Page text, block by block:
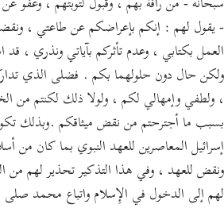
سبحانه - من رأفة بهم ، وقبول لتوبتهم ، وعفو
- يقول لهم : إنكم بإعراضكم عن طاعتي ،
العمل بكتابي ، وعدم تأثركم بآياتي ونذري ،
ولكن حال دون حلولهما بكم . فضلى الذي
، ولطفي وإمهالي لكم ، ولولا ذلك لكنتم من
بسبب ما أجترحتم من نقض ميثاقكم .وبذلك
إسرائيل المعاصرين للعهد النبوي بما كان من
ونقض للعهد ، وفي هذا التذكير تحذير لهم من
لهم إلى الدخول في الإِسلام واتباع محمد صلى